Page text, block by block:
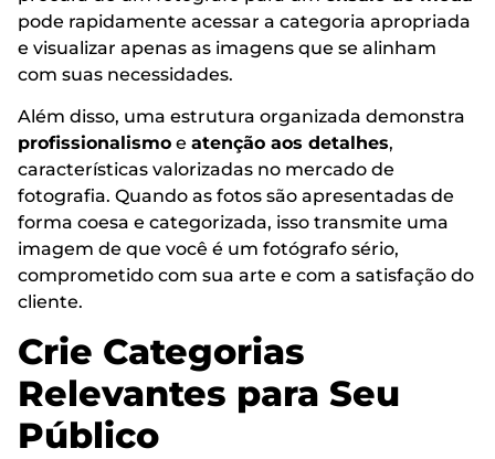
pode rapidamente acessar a categoria apropriada
e visualizar apenas as imagens que se alinham
com suas necessidades.
Além disso, uma estrutura organizada demonstra
profissionalismo e atenção aos detalhes,
características valorizadas no mercado de
fotografia. Quando as fotos são apresentadas de
forma coesa e categorizada, isso transmite uma
imagem de que você é um fotógrafo sério,
comprometido com sua arte e com a satisfação do
cliente.
Crie Categorias
Relevantes para Seu
Público